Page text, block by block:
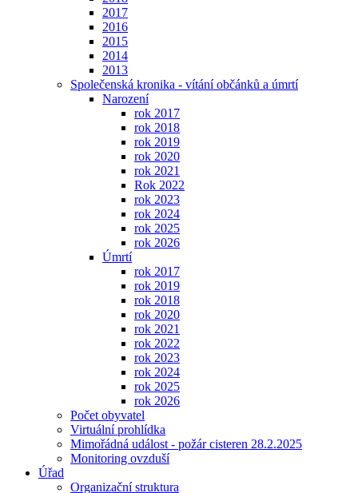
2017
2016
2015
2014
2013
Společenská kronika - vítání občánků a úmrtí
Narození
rok 2017
rok 2018
rok 2019
rok 2020
rok 2021
Rok 2022
rok 2023
rok 2024
rok 2025
rok 2026
Úmrtí
rok 2017
rok 2019
rok 2018
rok 2020
rok 2021
rok 2022
rok 2023
rok 2024
rok 2025
rok 2026
Počet obyvatel
Virtuální prohlídka
Mimořádná událost - požár cisteren 28.2.2025
Monitoring ovzduší
Úřad
Organizační struktura